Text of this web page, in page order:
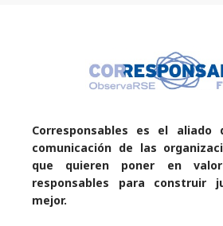
Corresponsables es el aliado
comunicación de las
que quieren poner en
responsables para construir
mejor.